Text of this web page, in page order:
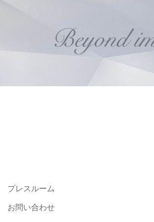
プレスルーム
お問い合わせ